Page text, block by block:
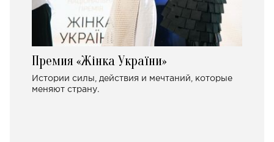
Премия «Жінка України»
Истории силы, действия и мечтаний, которые
меняют страну.